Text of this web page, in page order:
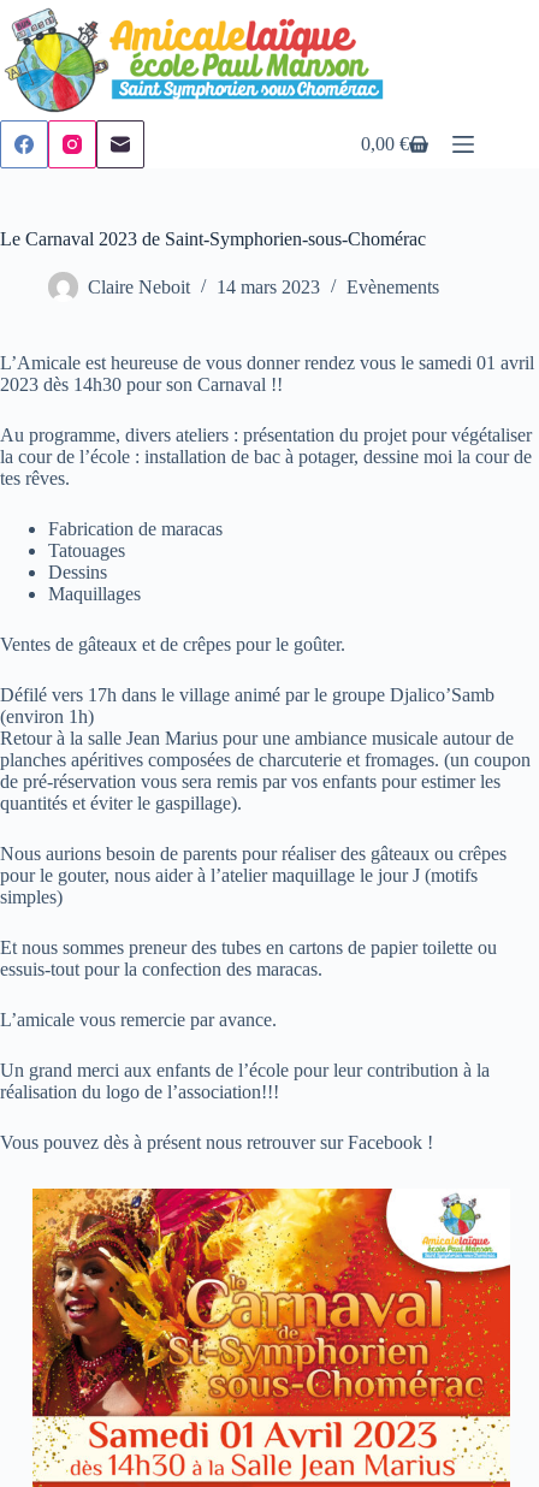
Passer
au
contenu
Panier
0,00€
Le Carnaval 2023 de Saint-Symphorien-sous-Chomérac
Claire Neboit 14 mars 2023 Evènements
L’Amicale est heureuse de vous donner rendez vous le samedi 01 avril
2023 dès 14h30 pour son Carnaval !!
Au programme, divers ateliers : présentation du projet pour végétaliser
la cour de l’école : installation de bac à potager, dessine moi la cour de
tes rêves.
Fabrication de maracas
Tatouages
Dessins
Maquillages
Ventes de gâteaux et de crêpes pour le goûter.
Défilé vers 17h dans le village animé par le groupe Djalico’Samb
(environ 1h)
Retour à la salle Jean Marius pour une ambiance musicale autour de
planches apéritives composées de charcuterie et fromages. (un coupon
de pré-réservation vous sera remis par vos enfants pour estimer les
quantités et éviter le gaspillage).
Nous aurions besoin de parents pour réaliser des gâteaux ou crêpes
pour le gouter, nous aider à l’atelier maquillage le jour J (motifs
simples)
Et nous sommes preneur des tubes en cartons de papier toilette ou
essuis-tout pour la confection des maracas.
L’amicale vous remercie par avance.
Un grand merci aux enfants de l’école pour leur contribution à la
réalisation du logo de l’association!!!
Vous pouvez dès à présent nous retrouver sur Facebook !